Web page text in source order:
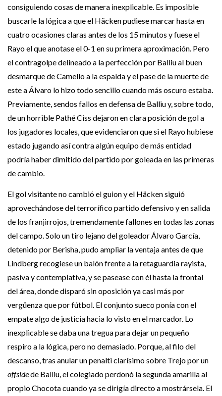
consiguiendo cosas de manera inexplicable. Es imposible
buscarle la lógica a que el Häcken pudiese marcar hasta en
cuatro ocasiones claras antes de los 15 minutos y fuese el
Rayo el que anotase el 0-1 en su primera aproximación. Pero
el contragolpe delineado a la perfección por Balliu al buen
desmarque de Camello a la espalda y el pase de la muerte de
este a Álvaro lo hizo todo sencillo cuando más oscuro estaba.
Previamente, sendos fallos en defensa de Balliu y, sobre todo,
de un horrible Pathé Ciss dejaron en clara posición de gol a
los jugadores locales, que evidenciaron que si el Rayo hubiese
estado jugando así contra algún equipo de más entidad
podría haber dimitido del partido por goleada en las primeras
de cambio.
El gol visitante no cambió el guion y el Häcken siguió
aprovechándose del terrorífico partido defensivo y en salida
de los franjirrojos, tremendamente fallones en todas las zonas
del campo. Solo un tiro lejano del goleador Álvaro García,
detenido por Berisha, pudo ampliar la ventaja antes de que
Lindberg recogiese un balón frente a la retaguardia rayista,
pasiva y contemplativa, y se pasease con él hasta la frontal
del área, donde disparó sin oposición ya casi más por
vergüenza que por fútbol. El conjunto sueco ponía con el
empate algo de justicia hacia lo visto en el marcador. Lo
inexplicable se daba una tregua para dejar un pequeño
respiro a la lógica, pero no demasiado. Porque, al filo del
descanso, tras anular un penalti clarísimo sobre Trejo por un
offsidede Balliu, el colegiado perdonó la segunda amarilla al
propio Chocota cuando ya se dirigía directo a mostrársela. El